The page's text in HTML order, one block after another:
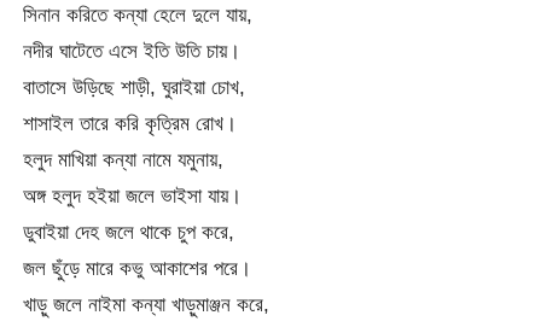
সিনান করিতে কন্যা হেলে দুলে যায়,
নদীর ঘাটেতে এসে ইতি উতি চায়।
বাতাসে উড়িছে শাড়ী, ঘুরাইয়া চোখ,
শাসাইল তারে করি কৃত্রিম রোখ।
হলুদ মাখিয়া কন্যা নামে যমুনায়,
অঙ্গ হলুদ হইয়া জলে ভাইসা যায়।
ডুবাইয়া দেহ জলে থাকে চুপ করে,
জল ছুঁড়ে মারে কভু আকাশের পরে।
খাড়ু জলে নাইমা কন্যা খাড়ুমাঞ্জন করে,